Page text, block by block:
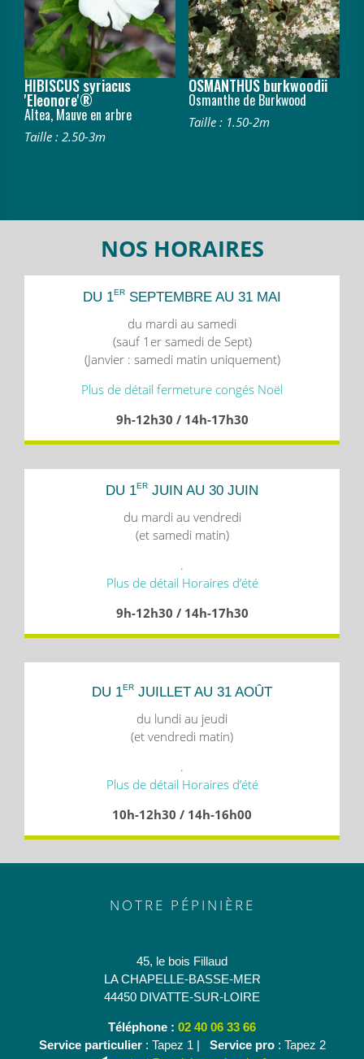
HIBISCUS syriacus
'Eleonore'®
Altea, Mauve en arbre
Taille : 2.50-3m
OSMANTHUS burkwoodii
Osmanthe de Burkwood
Taille : 1.50-2m
NOS HORAIRES
DU 1ER SEPTEMBRE AU 31 MAI
du mardi au samedi
(sauf 1er samedi de Sept)
(Janvier : samedi matin uniquement)
Plus de détail fermeture congés Noël
9h-12h30 / 14h-17h30
DU 1ER JUIN AU 30 JUIN
du mardi au vendredi
(et samedi matin)
.
Plus de détail Horaires d’été
9h-12h30 / 14h-17h30
DU 1ER JUILLET AU 31 AOÛT
du lundi au jeudi
(et vendredi matin)
.
Plus de détail Horaires d’été
10h-12h30 / 14h-16h00
NOTRE PÉPINIÈRE
45, le bois Fillaud
LA CHAPELLE-BASSE-MER
44450 DIVATTE-SUR-LOIRE
Téléphone : 02 40 06 33 66
Service particulier: Tapez 1 | Service pro: Tapez 2